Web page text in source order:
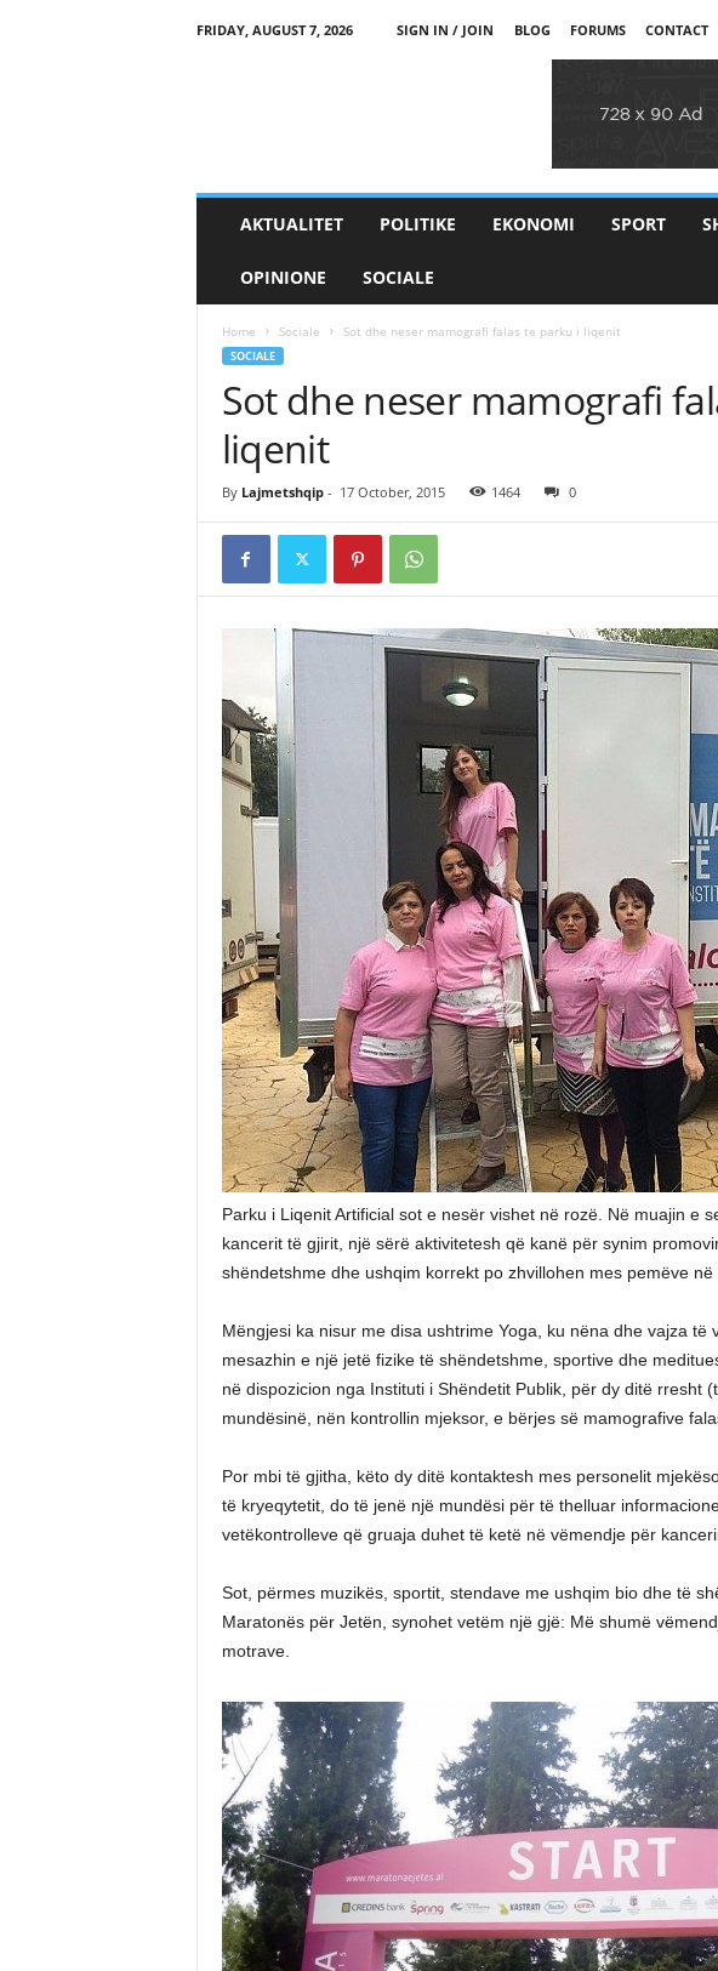
FRIDAY, AUGUST 7, 2026 SIGN IN / JOIN BLOG FORUMS CONTACT
AKTUALITET POLITIKE EKONOMI SPORT
OPINIONE SOCIALE
Home Sociale Sot dhe neser mamografi falas te parku i liqenit
SOCIALE
Sot dhe neser mamografi
liqenit
By Lajmetshqip- 17 October, 2015 1464 0
Parku i Liqenit Artificial sot e nesër vishet në rozë. Në muajin e
kancerit të gjirit, një sërë aktivitetesh që kanë për synim
shëndetshme dhe ushqim korrekt po zhvillohen mes pemëve në
Mëngjesi ka nisur me disa ushtrime Yoga, ku nëna dhe vajza të
mesazhin e një jetë fizike të shëndetshme, sportive dhe
në dispozicion nga Instituti i Shëndetit Publik, për dy ditë rresht
mundësinë, nën kontrollin mjeksor, e bërjes së mamografive
Por mbi të gjitha, këto dy ditë kontaktesh mes personelit
të kryeqytetit, do të jenë një mundësi për të thelluar
vetëkontrolleve që gruaja duhet të ketë në vëmendje për
Sot, përmes muzikës, sportit, stendave me ushqim bio dhe të
Maratonës për Jetën, synohet vetëm një gjë: Më shumë
motrave.